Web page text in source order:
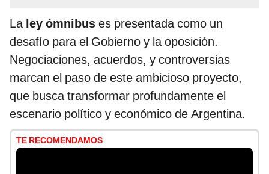
Laley ómnibus es presentada como un
desafío para el Gobierno y la oposición.
Negociaciones, acuerdos, y controversias
marcan el paso de este ambicioso proyecto,
que busca transformar profundamente el
escenario político y económico de Argentina.
TE RECOMENDAMOS